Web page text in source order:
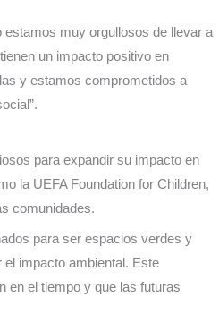
estamos muy orgullosos de llevar a
un impacto positivo en
y estamos comprometidos a
para expandir su impacto en
la UEFA Foundation for Children,
comunidades.
para ser espacios verdes y
impacto ambiental. Este
en el tiempo y que las futuras